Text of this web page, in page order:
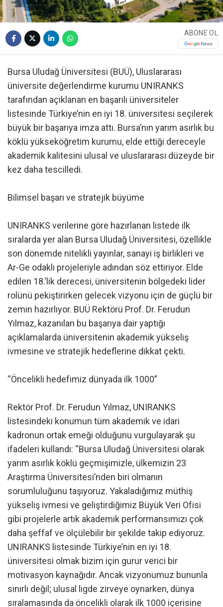
ABONE OL
Bursa Uludağ Üniversitesi (BUÜ), Uluslararası
üniversite değerlendirme kurumu UNIRANKS
tarafından açıklanan en başarılı üniversiteler
listesinde Türkiye’nin en iyi 18. üniversitesi seçilerek
büyük bir başarıya imza attı. Bursa’nın yarım asırlık bu
köklü yükseköğretim kurumu, elde ettiği dereceyle
akademik kalitesini ulusal ve uluslararası düzeyde bir
kez daha tescilledi.
Bilimsel başarı ve stratejik büyüme
UNIRANKS verilerine göre hazırlanan listede ilk
sıralarda yer alan Bursa Uludağ Üniversitesi, özellikle
son dönemde nitelikli yayınlar, sanayi iş birlikleri ve
Ar-Ge odaklı projeleriyle adından söz ettiriyor. Elde
edilen 18.’lik derecesi, üniversitenin bölgedeki lider
rolünü pekiştirirken gelecek vizyonu için de güçlü bir
zemin hazırlıyor. BUÜ Rektörü Prof. Dr. Ferudun
Yılmaz, kazanılan bu başarıya dair yaptığı
açıklamalarda üniversitenin akademik yükseliş
ivmesine ve stratejik hedeflerine dikkat çekti.
“Öncelikli hedefimiz dünyada ilk 1000”
Rektör Prof. Dr. Ferudun Yılmaz, UNIRANKS
listesindeki konumun tüm akademik ve idari
kadronun ortak emeği olduğunu vurgulayarak şu
ifadeleri kullandı: “Bursa Uludağ Üniversitesi olarak
yarım asırlık köklü geçmişimizle, ülkemizin 23
Araştırma Üniversitesi’nden biri olmanın
sorumluluğunu taşıyoruz. Yakaladığımız müthiş
yükseliş ivmesi ve geliştirdiğimiz Büyük Veri Ofisi
gibi projelerle artık akademik performansımızı çok
daha şeffaf ve ölçülebilir bir şekilde takip ediyoruz.
UNIRANKS listesinde Türkiye’nin en iyi 18.
üniversitesi olmak bizim için gurur verici bir
motivasyon kaynağıdır. Ancak vizyonumuz bununla
sınırlı değil; ulusal ligde zirveye oynarken, dünya
sıralamasında da öncelikli olarak ilk 1000 içerisine